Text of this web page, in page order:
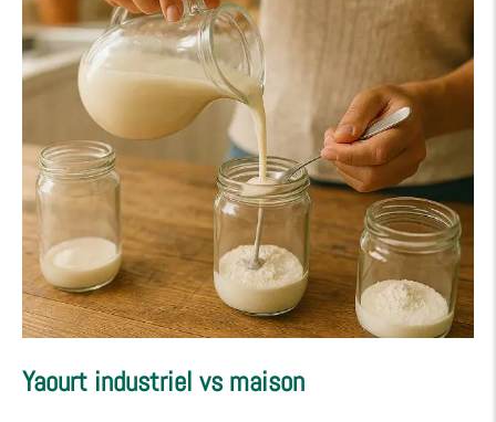
Yaourt industriel vs maison